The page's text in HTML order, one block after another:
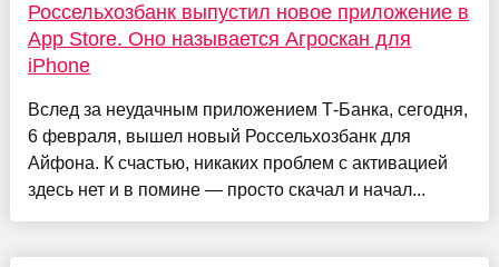
Россельхозбанк выпустил новое приложение в
App Store. Оно называется Агроскан для
iPhone
Вслед за неудачным приложением Т-Банка, сегодня,
6 февраля, вышел новый Россельхозбанк для
Айфона. К счастью, никаких проблем с активацией
здесь нет и в помине — просто скачал и начал...